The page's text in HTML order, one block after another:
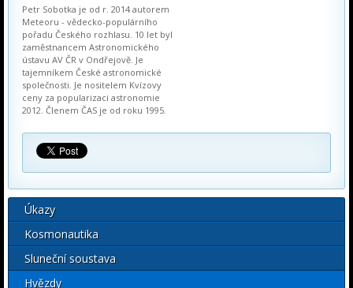
Petr Sobotka je od r. 2014 autorem
Meteoru - vědecko-populárního
pořadu Českého rozhlasu. 10 let byl
zaměstnancem Astronomického
ústavu AV ČR v Ondřejově. Je
tajemníkem České astronomické
společnosti. Je nositelem Kvízovy
ceny za popularizaci astronomie
2012. Členem ČAS je od roku 1995.
Úkazy
Kosmonautika
Sluneční soustava
Hvězdy